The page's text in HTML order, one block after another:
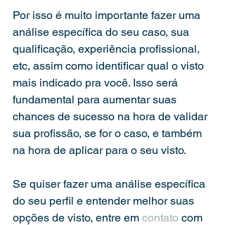
Por isso é muito importante fazer uma
análise específica do seu caso, sua
qualificação, experiência profissional,
etc, assim como identificar qual o visto
mais indicado pra você. Isso será
fundamental para aumentar suas
chances de sucesso na hora de validar
sua profissão, se for o caso, e também
na hora de aplicar para o seu visto.
Se quiser fazer uma análise específica
do seu perfil e entender melhor suas
opções de visto, entre em contato com